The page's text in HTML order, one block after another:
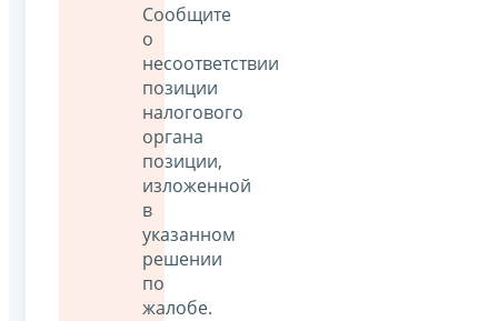
Сообщите
о
несоответствии
позиции
налогового
органа
позиции,
изложенной
в
указанном
решении
по
жалобе.